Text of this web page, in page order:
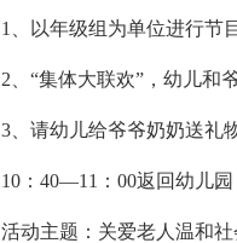
1、以年级组为单位进行节
2、“集体大联欢”，幼儿和
3、请幼儿给爷爷奶奶送礼
10：40—11：00返回幼儿园
活动主题：关爱老人温和社